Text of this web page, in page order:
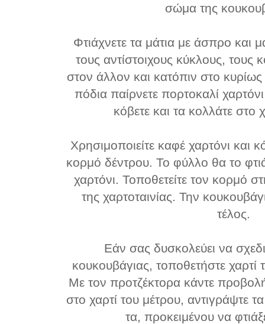
σώμα της
Φτιάχνετε τα μάτια με άσπρο και
τους αντίστοιχους κύκλους, τους
στον άλλον και κατόπιν στο
πόδια παίρνετε πορτοκαλί
κόβετε και τα κολλάτε στο
Χρησιμοποιείτε καφέ χαρτόνι και
κορμό δέντρου. Το φύλλο θα το
χαρτόνι. Τοποθετείτε τον κορμό
της χαρτοταινίας. Την
τέλος.
Εάν σας δυσκολεύει να
κουκουβάγιας, τοποθετήστε χαρτί
Με τον προτζέκτορα κάντε
στο χαρτί του μέτρου, αντιγράψτε
τα, προκειμένου να